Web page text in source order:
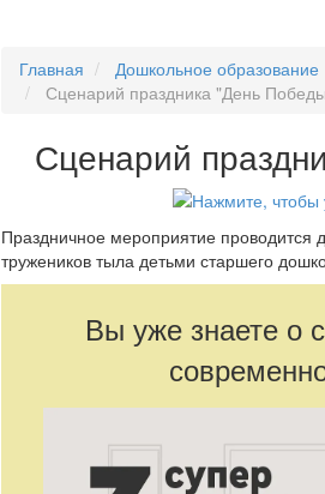
Главная
Дошкольное образование
Сценарий праздника "День
Сценарий
Праздничное мероприятие
тружеников тыла детьми старшего
Вы уже знаете о